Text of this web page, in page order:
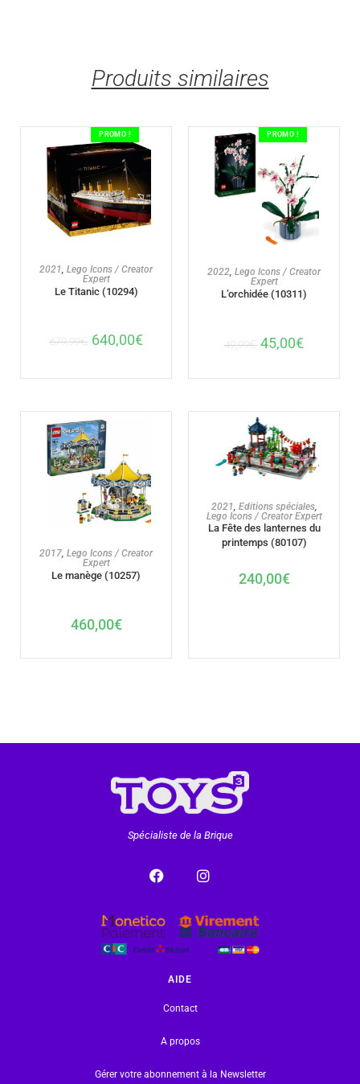
Produits similaires
PROMO !
AJOUTER AU PANIER
2021, Lego Icons / Creator
Expert
Le Titanic (10294)
679,99€ 640,00€
PROMO !
AJOUTER AU PANIER
2022, Lego Icons / Creator
Expert
L’orchidée (10311)
49,99€ 45,00€
AJOUTER AU PANIER
2017, Lego Icons / Creator
Expert
Le manège (10257)
460,00€
AJOUTER AU PANIER
2021 Editions spéciales,
Lego Icons / Creator Expert
La Fête des lanternes du
printemps (80107)
240,00€
Spécialiste de la Brique
AIDE
Contact
A propos
Gérer votre abonnement à la Newsletter